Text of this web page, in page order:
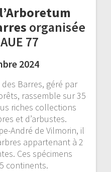
organisée
77
2024
Barres, géré par
rassemble sur 35
riches collections
et d’arbustes.
André de Vilmorin, il
appartenant à 2
Ces spécimens
continents.